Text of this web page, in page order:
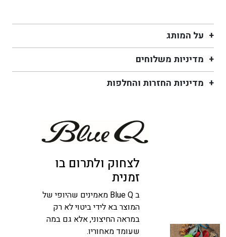
על המותג
מדיניות משלוחים
מדיניות החזרות והחלפות
לצחוק ולתרום בו
זמנית
ב Blue Q מאמינים שהיופי של
המוצר בא לידי ביטוי לא רק
במראה החיצוני, אלא גם במה
שעומד מאחוריו.